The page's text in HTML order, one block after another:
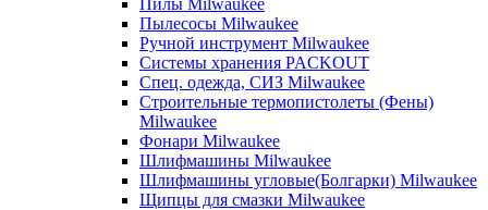
Пилы Milwaukee
Пылесосы Milwaukee
Ручной инструмент Milwaukee
Системы хранения PACKOUT
Спец. одежда, СИЗ Milwaukee
Строительные термопистолеты (Фены)
Milwaukee
Фонари Milwaukee
Шлифмашины Milwaukee
Шлифмашины угловые(Болгарки) Milwaukee
Щипцы для смазки Milwaukee